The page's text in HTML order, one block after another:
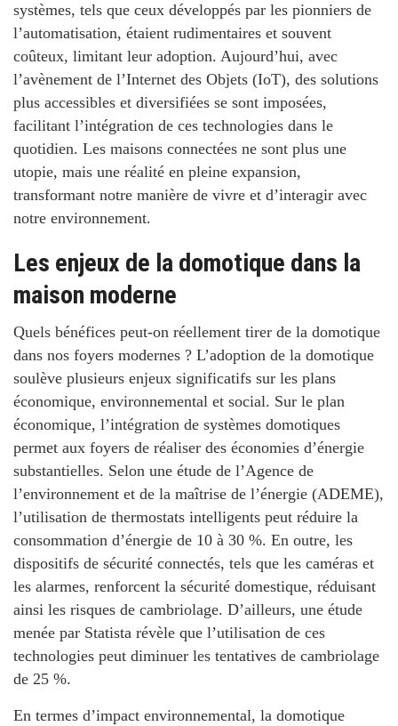
systèmes, tels que ceux développés par les pionniers de
l’automatisation, étaient rudimentaires et souvent
coûteux, limitant leur adoption. Aujourd’hui, avec
l’avènement de l’Internet des Objets (IoT), des solutions
plus accessibles et diversifiées se sont imposées,
facilitant l’intégration de ces technologies dans le
quotidien. Les maisons connectées ne sont plus une
utopie, mais une réalité en pleine expansion,
transformant notre manière de vivre et d’interagir avec
notre environnement.
Les enjeux de la domotique dans la
maison moderne
Quels bénéfices peut-on réellement tirer de la domotique
dans nos foyers modernes ? L’adoption de la domotique
soulève plusieurs enjeux significatifs sur les plans
économique, environnemental et social. Sur le plan
économique, l’intégration de systèmes domotiques
permet aux foyers de réaliser des économies d’énergie
substantielles. Selon une étude de l’Agence de
l’environnement et de la maîtrise de l’énergie (ADEME),
l’utilisation de thermostats intelligents peut réduire la
consommation d’énergie de 10 à 30 %. En outre, les
dispositifs de sécurité connectés, tels que les caméras et
les alarmes, renforcent la sécurité domestique, réduisant
ainsi les risques de cambriolage. D’ailleurs, une étude
menée par Statista révèle que l’utilisation de ces
technologies peut diminuer les tentatives de cambriolage
de 25 %.
En termes d’impact environnemental, la domotique